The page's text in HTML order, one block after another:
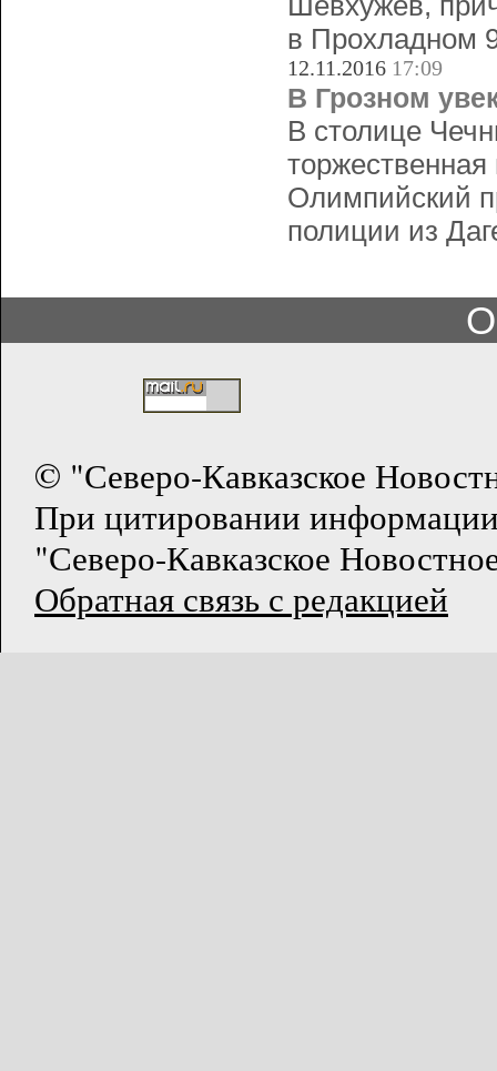
в Прохладном
12.11.2016 17:09
В Грозном
В столице
Олимпийский
полиции из
О
© "Северо-Кавказское
При цитировании
"Северо-Кавказское
Обратная связь с редакцией